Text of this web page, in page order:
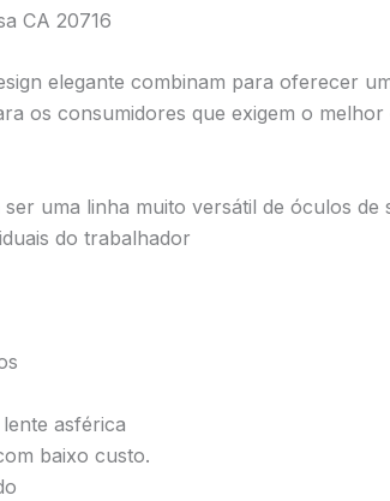
CA 20716
elegante combinam para oferecer
os consumidores que exigem o
uma linha muito versátil de óculos
do trabalhador
asférica
baixo custo.